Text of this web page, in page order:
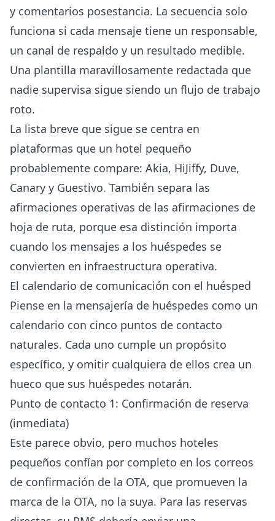
y comentarios posestancia. La secuencia solo
funciona si cada mensaje tiene un responsable,
un canal de respaldo y un resultado medible.
Una plantilla maravillosamente redactada que
nadie supervisa sigue siendo un flujo de trabajo
roto.
La lista breve que sigue se centra en
plataformas que un hotel pequeño
probablemente compare: Akia, HiJiffy, Duve,
Canary y Guestivo. También separa las
afirmaciones operativas de las afirmaciones de
hoja de ruta, porque esa distinción importa
cuando los mensajes a los huéspedes se
convierten en infraestructura operativa.
El calendario de comunicación con el huésped
Piense en la mensajería de huéspedes como un
calendario con cinco puntos de contacto
naturales. Cada uno cumple un propósito
específico, y omitir cualquiera de ellos crea un
hueco que sus huéspedes notarán.
Punto de contacto 1: Confirmación de reserva
(inmediata)
Este parece obvio, pero muchos hoteles
pequeños confían por completo en los correos
de confirmación de la OTA, que promueven la
marca de la OTA, no la suya. Para las reservas